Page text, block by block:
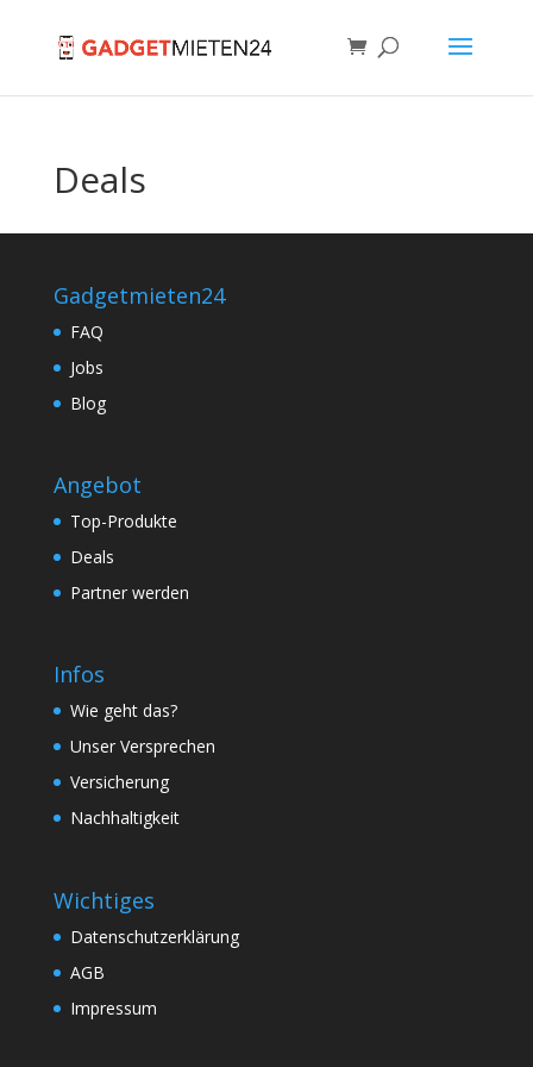
Deals
Gadgetmieten24
FAQ
Jobs
Blog
Angebot
Top-Produkte
Deals
Partner werden
Infos
Wie geht das?
Unser Versprechen
Versicherung
Nachhaltigkeit
Wichtiges
Datenschutzerklärung
AGB
Impressum